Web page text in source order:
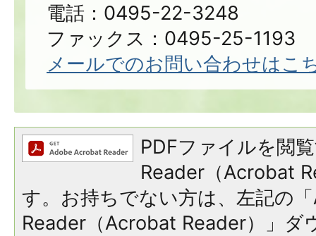
電話：0495-22-3248
ファックス：0495-25-1193
メールでのお問い合わせはこ
PDFファイルを閲
Reader（Acrobat
す。お持ちでない方は、左記の
Reader（Acrobat Reader）」ダ